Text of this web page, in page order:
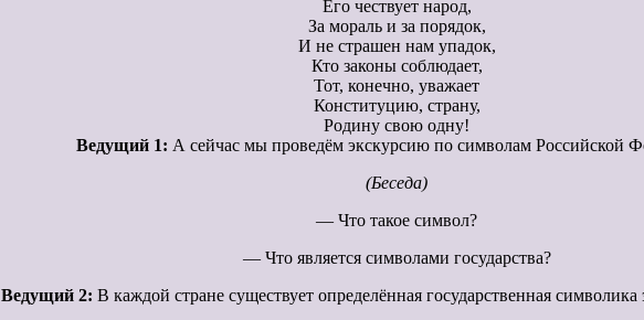
Его чествует народ,
За мораль и за порядок,
И не страшен нам упадок,
Кто законы соблюдает,
Тот, конечно, уважает
Конституцию, страну,
Родину свою одну!
Ведущий 1: А сейчас мы проведём экскурсию по символам Российской
(Беседа)
— Что такое символ?
— Что является символами государства?
Ведущий 2: В каждой стране существует определённая государственная символика